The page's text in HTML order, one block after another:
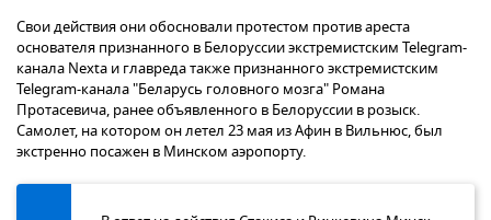
Свои действия они обосновали протестом против ареста
основателя признанного в Белоруссии экстремистским Telegram-
канала Nexta и главреда также признанного экстремистским
Telegram-канала "Беларусь головного мозга" Романа
Протасевича, ранее объявленного в Белоруссии в розыск.
Самолет, на котором он летел 23 мая из Афин в Вильнюс, был
экстренно посажен в Минском аэропорту.